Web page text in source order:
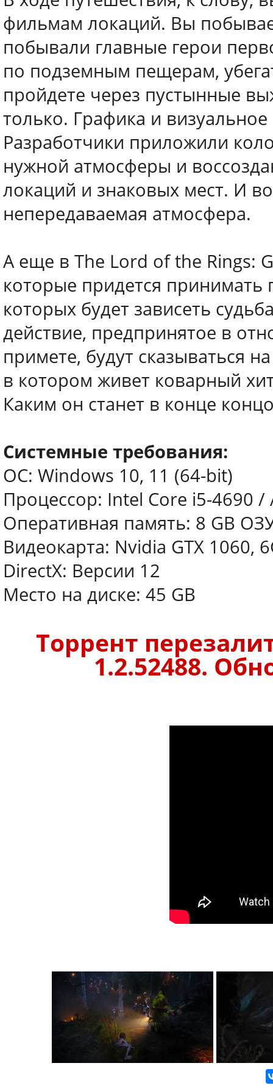
фильмам локаций. Вы
побывали главные герои
по подземным пещерам,
пройдете через пустынные
только. Графика и
Разработчики приложили
нужной атмосферы и
локаций и знаковых мест. И
непередаваемая атмосфера.
А еще в The Lord of the Rings:
которые придется
которых будет зависеть
действие, предпринятое в
примете, будут сказываться
в котором живет коварный
Каким он станет в конце
Системные требования:
ОС: Windows 10, 11 (64-bit)
Процессор: Intel Core i5-4690 /
Оперативная память: 8 GB
Видеокарта: Nvidia GTX 1060,
DirectX: Версии 12
Место на диске: 45 GB
Торрент
1.2.52488.